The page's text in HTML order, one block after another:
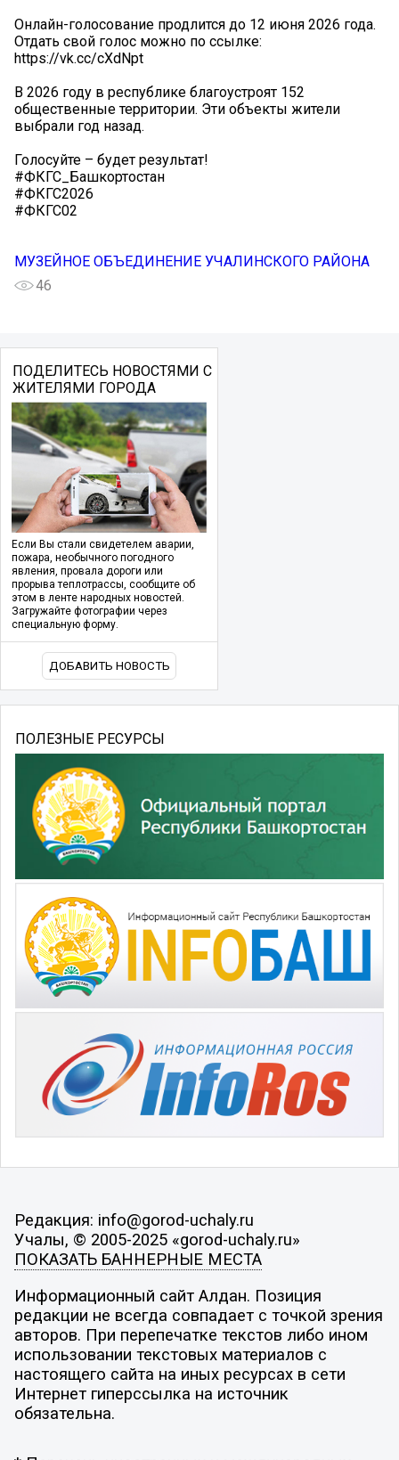
Онлайн-голосование продлится до 12 июня 2026 года.
Отдать свой голос можно по ссылке:
https://vk.cc/cXdNpt
В 2026 году в республике благоустроят 152
общественные территории. Эти объекты жители
выбрали год назад.
Голосуйте – будет результат!
#ФКГС_Башкортостан
#ФКГС2026
#ФКГС02
МУЗЕЙНОЕ ОБЪЕДИНЕНИЕ УЧАЛИНСКОГО РАЙОНА
46
ПОДЕЛИТЕСЬ НОВОСТЯМИ С
ЖИТЕЛЯМИ ГОРОДА
Если Вы стали свидетелем аварии,
пожара, необычного погодного
явления, провала дороги или
прорыва теплотрассы, сообщите об
этом в ленте народных новостей.
Загружайте фотографии через
специальную форму.
ДОБАВИТЬ НОВОСТЬ
ПОЛЕЗНЫЕ РЕСУРСЫ
Редакция: info@gorod-uchaly.ru
Учалы, © 2005-2025 «gorod-uchaly.ru»
ПОКАЗАТЬ БАННЕРНЫЕ МЕСТА
Информационный сайт Алдан. Позиция
редакции не всегда совпадает с точкой зрения
авторов. При перепечатке текстов либо ином
использовании текстовых материалов с
настоящего сайта на иных ресурсах в сети
Интернет гиперссылка на источник
обязательна.